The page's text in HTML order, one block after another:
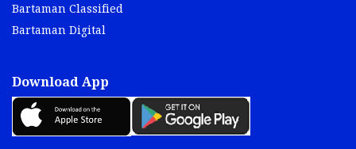
Bartaman Classified
Bartaman Digital
Download App